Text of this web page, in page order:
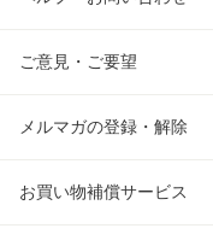
ご意見・ご要望
メルマガの登録・解除
お買い物補償サービス